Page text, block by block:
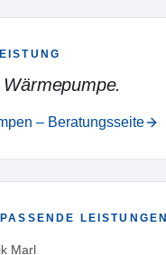
Wärmepumpe.
– Beratungsseite
LEISTUNGEN
Marl